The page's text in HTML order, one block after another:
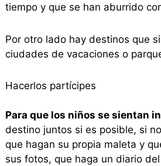
tiempo y que se han aburrido
Por otro lado hay destinos que
ciudades de vacaciones o
Hacerlos partícipes
Para que los niños se sientan
destino juntos si es posible, si
que hagan su propia maleta y
sus fotos, que haga un diario